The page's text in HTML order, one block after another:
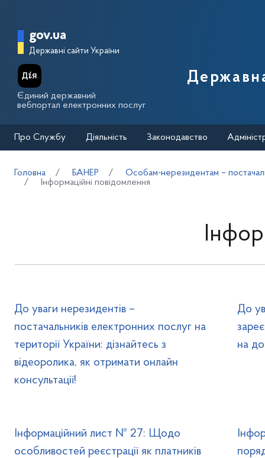
Головна сторінка Державної
gov.ua
Державні сайти України
Єдиний державний
вебпортал електронних послуг
Про Службу Діяльність Законодавство
Головна БАНЕР
Особам-нерезидентам –
Інформаційні повідомлення
До уваги нерезидентів –
постачальників електронних послуг на
території України: дізнайтесь з
відеоролика, як отримати онлайн
консультації!
До
на
Інформаційний лист № 27: Щодо
особливостей реєстрації як платників